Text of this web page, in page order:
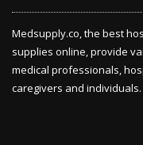
Medsupply.co, the best
supplies online, provide
medical professionals,
caregivers and individuals.